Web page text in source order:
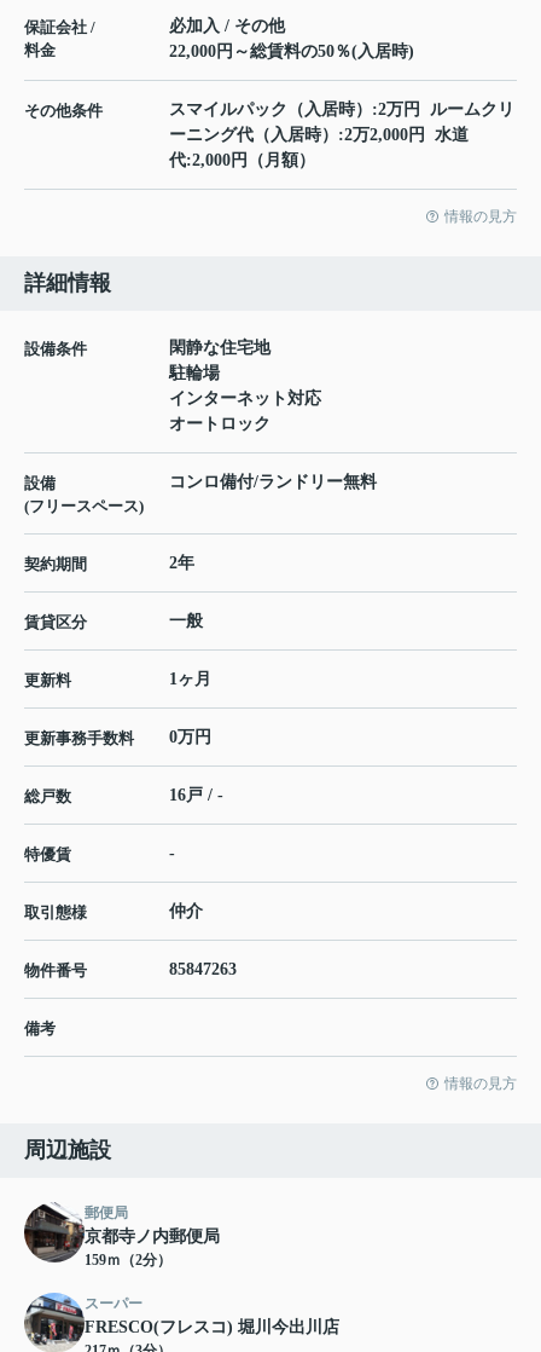
保証会社 /
料金
必加入 / その他
22,000円～総賃料の50％(入居時)
その他条件
スマイルパック（入居時）:2万円 ルームクリ
ーニング代（入居時）:2万2,000円 水道
代:2,000円（月額）
情報の見方
詳細情報
設備条件
閑静な住宅地
駐輪場
インターネット対応
オートロック
設備
(フリースペース)
コンロ備付/ランドリー無料
契約期間 2年
賃貸区分 一般
更新料 1ヶ月
更新事務手数料 0万円
総戸数 16戸 / -
特優賃 -
取引態様 仲介
物件番号 85847263
備考
情報の見方
周辺施設
郵便局
京都寺ノ内郵便局
159ｍ（2分）
スーパー
FRESCO(フレスコ) 堀川今出川店